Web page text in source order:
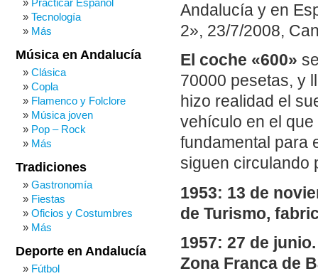
Andalucía y en
2», 23/7/2008,
El coche «600»
70000 pesetas, y
hizo realidad el
vehículo en el
fundamental para
siguen circulando
1953: 13 de
de Turismo,
1957: 27 de
Zona Franca de
Practicar Español
Tecnología
Más
Música en Andalucía
Clásica
Copla
Flamenco y Folclore
Música joven
Pop – Rock
Más
Tradiciones
Gastronomía
Fiestas
Oficios y Costumbres
Más
Deporte en Andalucía
Fútbol